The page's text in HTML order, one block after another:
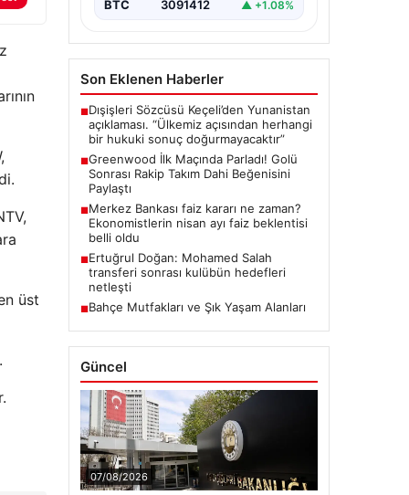
üst
BTC 3091412 ▲ +1.08%
Son Eklenen Haberler
■Dışişleri Sözcüsü Keçeli’den Yunanistan
açıklaması. “Ülkemiz açısından herhangi
bir hukuki sonuç doğurmayacaktır”
■Greenwood İlk Maçında Parladı! Golü
Sonrası Rakip Takım Dahi Beğenisini
Paylaştı
■Merkez Bankası faiz kararı ne zaman?
Ekonomistlerin nisan ayı faiz beklentisi
belli oldu
■Ertuğrul Doğan: Mohamed Salah
transferi sonrası kulübün hedefleri
netleşti
■Bahçe Mutfakları ve Şık Yaşam Alanları
Güncel
07/08/2026